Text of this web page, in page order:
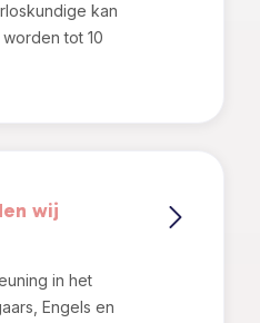
kan
tot 10
wij
in het
Engels en